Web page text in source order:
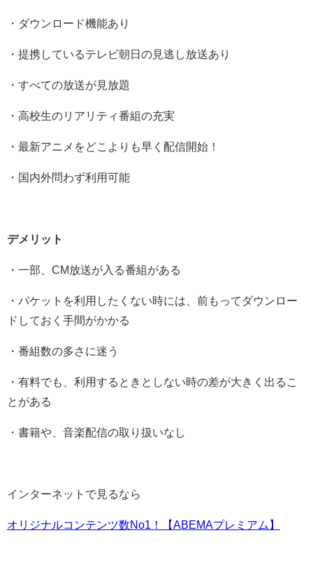
・ダウンロード機能あり
・提携しているテレビ朝日の見逃し放送あり
・すべての放送が見放題
・高校生のリアリティ番組の充実
・最新アニメをどこよりも早く配信開始！
・国内外問わず利用可能
デメリット
・一部、CM放送が入る番組がある
・パケットを利用したくない時には、前もってダウンロー
ドしておく手間がかかる
・番組数の多さに迷う
・有料でも、利用するときとしない時の差が大きく出るこ
とがある
・書籍や、音楽配信の取り扱いなし
インターネットで見るなら
オリジナルコンテンツ数No1！【ABEMAプレミアム】